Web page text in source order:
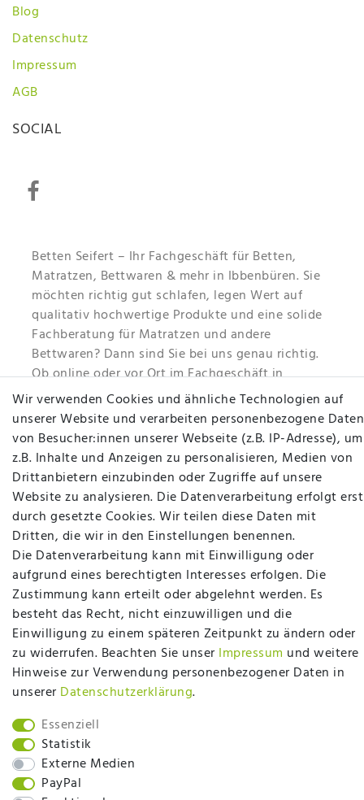
Blog
Datenschutz
Impressum
AGB
SOCIAL
Betten Seifert – Ihr Fachgeschäft für Betten,
Matratzen, Bettwaren & mehr in Ibbenbüren. Sie
möchten richtig gut schlafen, legen Wert auf
qualitativ hochwertige Produkte und eine solide
Fachberatung für Matratzen und andere
Bettwaren? Dann sind Sie bei uns genau richtig.
Ob online oder vor Ort im Fachgeschäft in
Ibbenbüren - wir beraten Sie gerne!
Mehr erfahren
Wir verwenden Cookies und ähnliche Technologien auf
unserer Website und verarbeiten personenbezogene Daten
von Besucher:innen unserer Webseite (z.B. IP-Adresse), um
z.B. Inhalte und Anzeigen zu personalisieren, Medien von
Drittanbietern einzubinden oder Zugriffe auf unsere
Website zu analysieren. Die Datenverarbeitung erfolgt erst
durch gesetzte Cookies. Wir teilen diese Daten mit
Dritten, die wir in den Einstellungen benennen.
Die Datenverarbeitung kann mit Einwilligung oder
aufgrund eines berechtigten Interesses erfolgen. Die
Zustimmung kann erteilt oder abgelehnt werden. Es
besteht das Recht, nicht einzuwilligen und die
Einwilligung zu einem späteren Zeitpunkt zu ändern oder
zu widerrufen. Beachten Sie unser Impressum und weitere
Hinweise zur Verwendung personenbezogener Daten in
unserer Daten­schutz­erklärung.
Essenziell
Statistik
Externe Medien
PayPal
plentymarkets Template von Plenty Lions
BACK TO TOP